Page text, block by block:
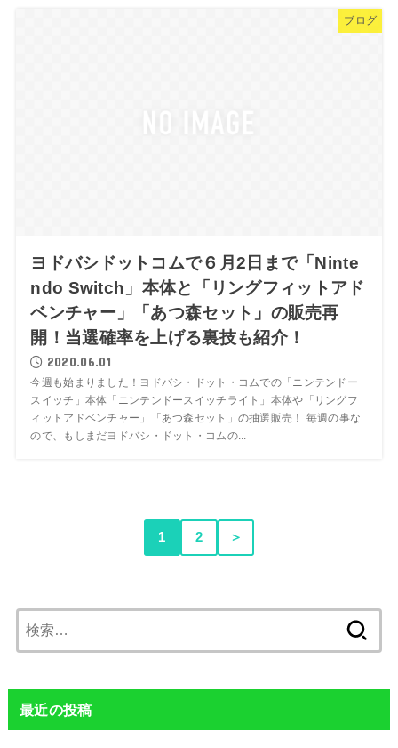
ブログ
ヨドバシドットコムで６月2日まで「Ninte
ndo Switch」本体と「リングフィットアド
ベンチャー」「あつ森セット」の販売再
開！当選確率を上げる裏技も紹介！
2020.06.01
今週も始まりました！ヨドバシ・ドット・コムでの「ニンテンドー
スイッチ」本体「ニンテンドースイッチライト」本体や「リングフ
ィットアドベンチャー」「あつ森セット」の抽選販売！ 毎週の事な
ので、もしまだヨドバシ・ドット・コムの...
1 2 ＞
索:
最近の投稿